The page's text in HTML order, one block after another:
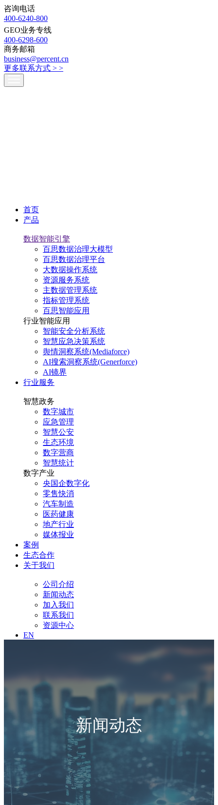
咨询电话
400-6240-800
GEO业务专线
400-6298-600
商务邮箱
business@percent.cn
更多联系方式 > >
首页
产品
数据智能引擎
百思数据治理大模型
百思数据治理平台
大数据操作系统
资源服务系统
主数据管理系统
指标管理系统
百思智能应用
行业智能应用
智能安全分析系统
智慧应急决策系统
舆情洞察系统(Mediaforce)
AI搜索洞察系统(Generforce)
AI镜界
行业服务
智慧政务
数字城市
应急管理
智慧公安
生态环境
数字营商
智慧统计
数字产业
央国企数字化
零售快消
汽车制造
医药健康
地产行业
媒体报业
案例
生态合作
关于我们
公司介绍
新闻动态
加入我们
联系我们
资源中心
EN
新闻动态